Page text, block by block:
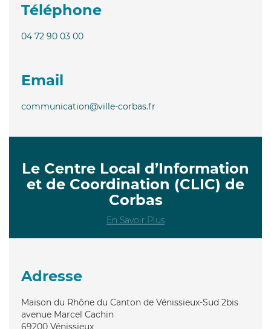
Téléphone
04 72 90 03 00
Email
communication@ville-corbas.fr
Le Centre Local d’Information
et de Coordination (CLIC) de
Corbas
En Savoir Plus
Adresse
Maison du Rhône du Canton de Vénissieux-Sud 2bis
avenue Marcel Cachin
69200 Vénissieux